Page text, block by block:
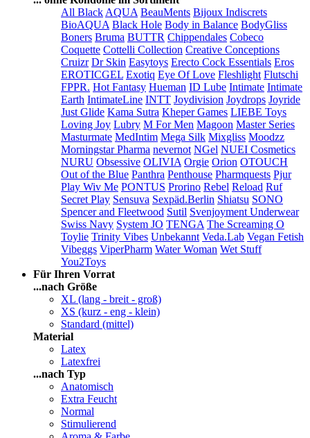
All Black AQUA BeauMents Bijoux Indiscrets
BioAQUA Black Hole Body in Balance BodyGliss
Boners Bruma BUTTR Chippendales Cobeco
Coquette Cottelli Collection Creative Conceptions
Cruizr Dr Skin Easytoys Erecto Cock Essentials Eros
EROTICGEL Exotiq Eye Of Love Fleshlight Flutschi
FPPR. Hot Fantasy Hueman ID Lube Intimate Intimate
Earth IntimateLine INTT Joydivision Joydrops Joyride
Just Glide Kama Sutra Kheper Games LIEBE Toys
Loving Joy Lubry M For Men Magoon Master Series
Masturmate MedIntim Mega Silk Mixgliss Moodzz
Morningstar Pharma nevernot NGel NUEI Cosmetics
NURU Obsessive OLIVIA Orgie Orion OTOUCH
Out of the Blue Panthra Penthouse Pharmquests Pjur
Play Wiv Me PONTUS Prorino Rebel Reload Ruf
Secret Play Sensuva Sexpäd.Berlin Shiatsu SONO
Spencer and Fleetwood Sutil Svenjoyment Underwear
Swiss Navy System JO TENGA The Screaming O
Toylie Trinity Vibes Unbekannt Veda.Lab Vegan Fetish
Vibeggs ViperPharm Water Woman Wet Stuff
You2Toys
Für Ihren Vorrat
...nach Größe
XL (lang - breit - groß)
XS (kurz - eng - klein)
Standard (mittel)
Material
Latex
Latexfrei
...nach Typ
Anatomisch
Extra Feucht
Normal
Stimulierend